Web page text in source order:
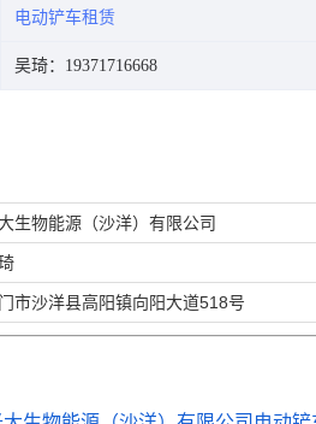
电动铲车租赁
吴琦：19371716668
生物能源（沙洋）有限公司
市沙洋县高阳镇向阳大道518号